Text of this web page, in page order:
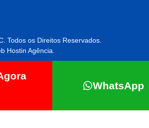
Todos os Direitos Reservados.
Hostin Agência.
WhatsApp